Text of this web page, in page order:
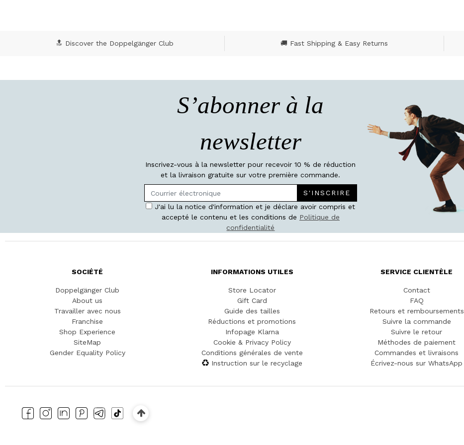
🔝 Discover the Doppelgänger Club 🚚 Fast Shipping & Easy Returns
S’abonner à la
newsletter
Inscrivez-vous à la newsletter pour recevoir 10 % de réduction
et la livraison gratuite sur votre première commande.
S'INSCRIRE
J'ai lu la notice d'information et je déclare avoir compris et
accepté le contenu et les conditions de Politique de
confidentialité
SOCIÉTÉ
Doppelgänger Club
About us
Travailler avec nous
Franchise
Shop Experience
SiteMap
Gender Equality Policy
INFORMATIONS UTILES
Store Locator
Gift Card
Guide des tailles
Réductions et promotions
Infopage Klarna
Cookie & Privacy Policy
Conditions générales de vente
Instruction sur le recyclage
SERVICE CLIENTÈLE
Contact
FAQ
Retours et remboursements
Suivre la commande
Suivre le retour
Méthodes de paiement
Commandes et livraisons
Écrivez-nous sur WhatsApp